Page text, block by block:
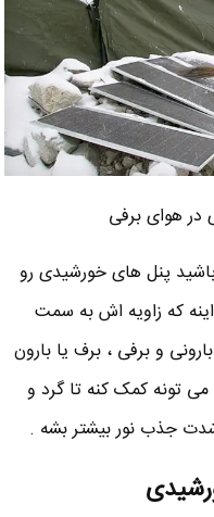
در هوای برفی
پنل های خورشیدی رو
که زاویه اش به سمت
و برفی ، برف یا بارون
تونه کمک کنه تا گرد و
جذب نور بیشتر بشه .